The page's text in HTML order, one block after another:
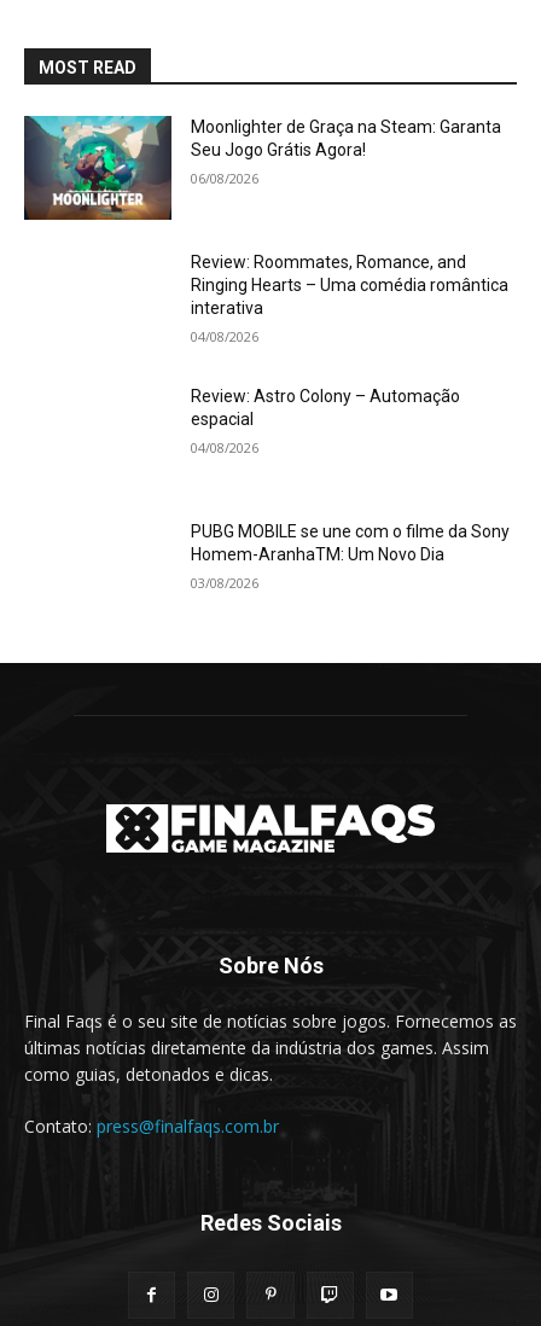
MOST READ
Moonlighter de Graça na Steam: Garanta
Seu Jogo Grátis Agora!
06/08/2026
Review: Roommates, Romance, and
Ringing Hearts – Uma comédia romântica
interativa
04/08/2026
Review: Astro Colony – Automação
espacial
04/08/2026
PUBG MOBILE se une com o filme da Sony
Homem-AranhaTM: Um Novo Dia
03/08/2026
Sobre Nós
Final Faqs é o seu site de notícias sobre jogos. Fornecemos as
últimas notícias diretamente da indústria dos games. Assim
como guias, detonados e dicas.
Contato: press@finalfaqs.com.br
Redes Sociais